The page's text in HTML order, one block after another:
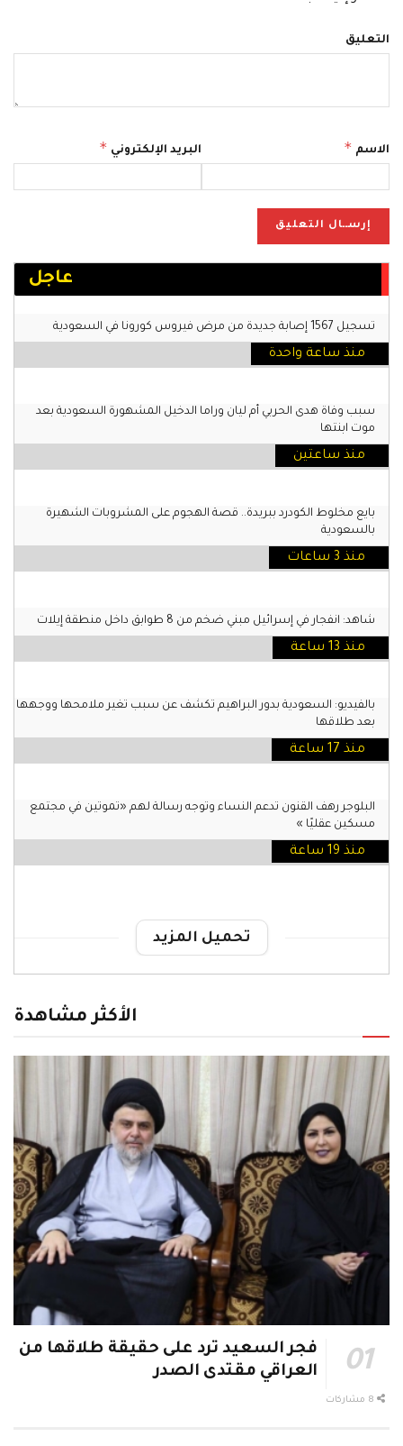
التعليق
الاسم * البريد الإلكتروني *
عاجل
تسجيل 1567 إصابة جديدة من مرض فيروس كورونا في السعودية
منذ ساعة واحدة
سبب وفاة هدى الحربي أم ليان وراما الدخيل المشهورة السعودية بعد
موت ابنتها
منذ ساعتين
بايع مخلوط الكودرد ببريدة.. قصة الهجوم على المشروبات الشهيرة
بالسعودية
منذ 3 ساعات
شاهد: انفجار في إسرائيل مبني ضخم من 8 طوابق داخل منطقة إيلات
منذ 13 ساعة
بالفيديو: السعودية بدور البراهيم تكشف عن سبب تغير ملامحها ووجهها
بعد طلاقها
منذ 17 ساعة
البلوجر رهف القنون تدعم النساء وتوجه رسالة لهم «تموتين في مجتمع
مسكين عقليًا »
منذ 19 ساعة
تحميل المزيد
الأكثر مشاهدة
فجر السعيد ترد على حقيقة طلاقها من
العراقي مقتدى الصدر